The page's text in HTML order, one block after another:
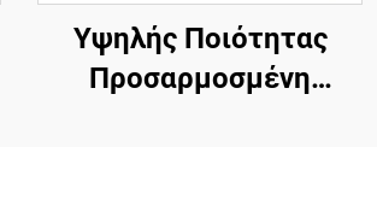
Υψηλής Ποιότητας
Προσαρμοσμένη